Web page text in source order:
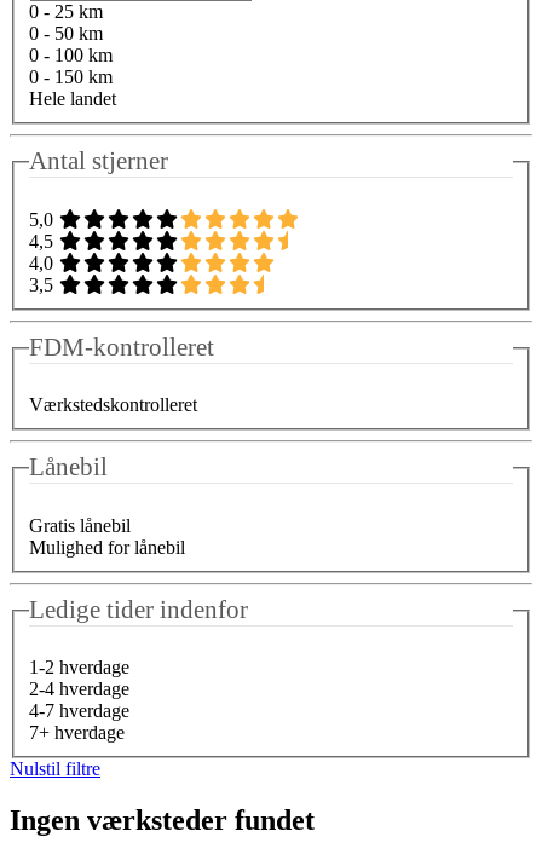
0 - 25 km
0 - 50 km
0 - 100 km
0 - 150 km
Hele landet
Antal stjerner
5,0
4,5
4,0
3,5
FDM-kontrolleret
Værkstedskontrolleret
Lånebil
Gratis lånebil
Mulighed for lånebil
Ledige tider indenfor
1-2 hverdage
2-4 hverdage
4-7 hverdage
7+ hverdage
Nulstil filtre
Ingen værksteder fundet